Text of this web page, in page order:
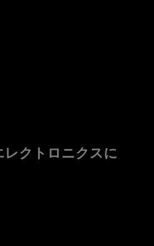
レクトロニクスに